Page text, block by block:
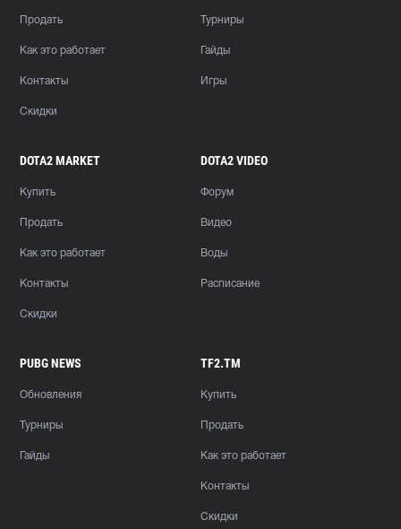
Продать
Как это работает
Контакты
Скидки
Турниры
Гайды
Игры
DOTA2 MARKET
Купить
Продать
Как это работает
Контакты
Скидки
DOTA2 VIDEO
Форум
Видео
Воды
Расписание
PUBG NEWS
Обновления
Турниры
Гайды
TF2.TM
Купить
Продать
Как это работает
Контакты
Скидки